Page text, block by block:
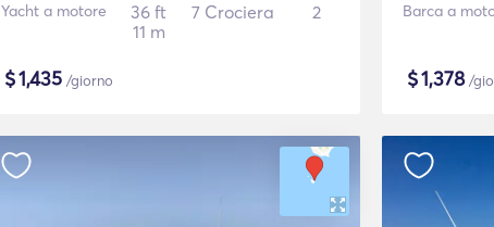
Yacht a motore
36 ft
11 m
7 Crociera 2
$1,435 /giorno
Barca a
$1,378/